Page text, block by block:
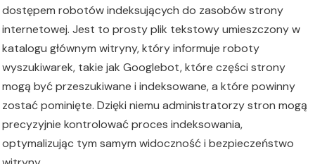
dostępem robotów indeksujących do zasobów strony
internetowej. Jest to prosty plik tekstowy umieszczony w
katalogu głównym witryny, który informuje roboty
wyszukiwarek, takie jak Googlebot, które części strony
mogą być przeszukiwane i indeksowane, a które powinny
zostać pominięte. Dzięki niemu administratorzy stron mogą
precyzyjnie kontrolować proces indeksowania,
optymalizując tym samym widoczność i bezpieczeństwo